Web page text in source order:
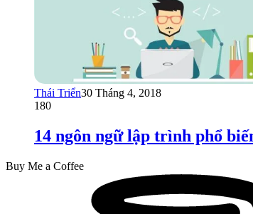
Thái Triển30 Tháng 4, 2018
180
14 ngôn ngữ lập trình phổ
Buy Me a Coffee